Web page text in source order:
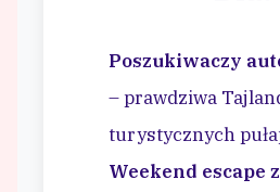
Poszukiwaczy
– prawdziwa
turystycznych
Weekend escape